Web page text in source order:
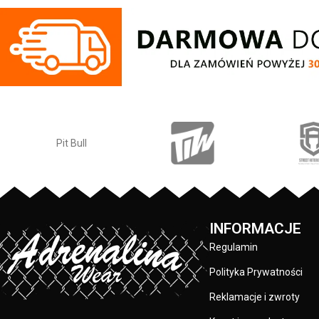
Pit Bull
INFORMACJE
Regulamin
Polityka Prywatności
Reklamacje i zwroty